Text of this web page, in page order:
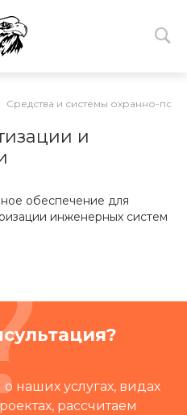
Средства и системы охранно-
и
обеспечение для
инженерных систем
наших услугах, видах
рассчитаем